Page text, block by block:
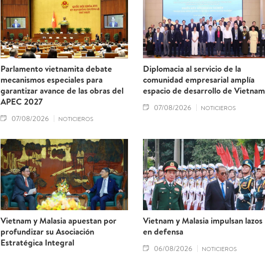
Parlamento vietnamita debate
mecanismos especiales para
garantizar avance de las obras del
APEC 2027
07/08/2026 NOTICIEROS
Diplomacia al servicio de la
comunidad empresarial amplía
espacio de desarrollo de Vietnam
07/08/2026 NOTICIEROS
Vietnam y Malasia apuestan por
profundizar su Asociación
Estratégica Integral
Vietnam y Malasia impulsan lazos
en defensa
06/08/2026 NOTICIEROS